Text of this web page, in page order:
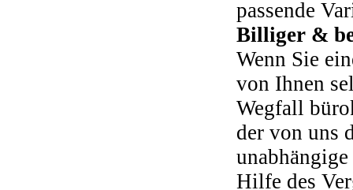
passende
Billiger &
Wenn Sie
von Ihnen
Wegfall
der von uns
Hilfe des